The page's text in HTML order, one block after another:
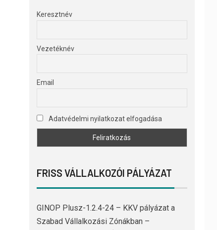
Keresztnév
Vezetéknév
Email
Adatvédelmi nyilatkozat elfogadása
FRISS VÁLLALKOZÓI PÁLYÁZAT
GINOP Plusz-1.2.4-24 – KKV pályázat a
Szabad Vállalkozási Zónákban –